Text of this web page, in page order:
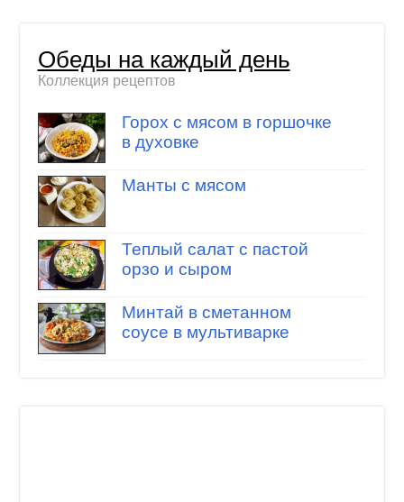
Обеды на каждый день
Коллекция рецептов
Горох с мясом в горшочке
в духовке
Манты с мясом
Теплый салат с пастой
орзо и сыром
Минтай в сметанном
соусе в мультиварке